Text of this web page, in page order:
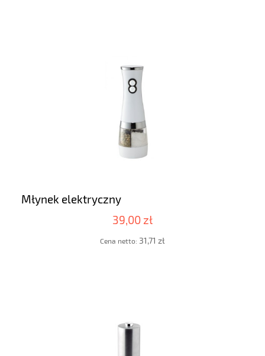
Młynek elektryczny
39,00 zł
Cena netto: 31,71 zł